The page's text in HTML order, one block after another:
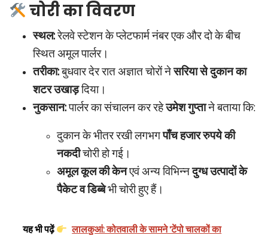
चोरी का विवरण
स्थल:रेलवे स्टेशन के प्लेटफार्म नंबर एक और दो के बीच
स्थित अमूल पार्लर।
तरीका:बुधवार देर रात अज्ञात चोरों नेसरिया से दुकान का
शटर उखाड़दिया।
नुकसान:पार्लर का संचालन कर रहेउमेश गुप्ताने बताया कि:
दुकान के भीतर रखी लगभगपाँच हजार रुपये की
नकदीचोरी हो गई।
अमूल कूल की केनएवं अन्य विभिन्नदुग्ध उत्पादों के
पैकेट व डिब्बेभी चोरी हुए हैं।
यह भी पढ़ें
लालकुआं: कोतवाली के सामने 'टेंपो चालकों का